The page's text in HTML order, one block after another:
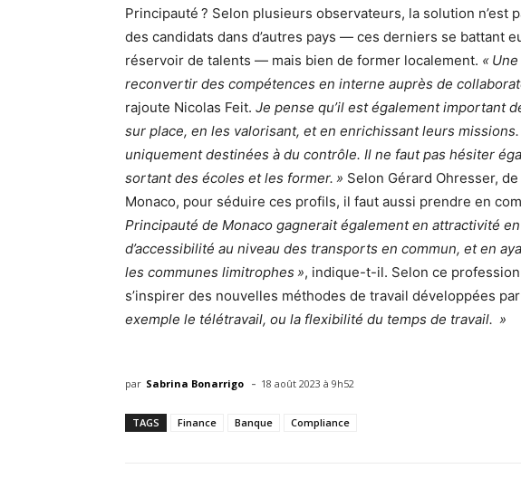
Principauté ? Selon plusieurs observateurs, la solution n’est
des candidats dans d’autres pays — ces derniers se battant
réservoir de talents — mais bien de former localement. «
reconvertir des compétences en interne auprès de
rajoute Nicolas Feit. Je pense qu’il est également important
sur place, en les valorisant, et en enrichissant leurs
uniquement destinées à du contrôle. Il ne faut pas hésiter
sortant des écoles et les former. » Selon Gérard Ohresser,
Monaco, pour séduire ces profils, il faut aussi prendre en
Principauté de Monaco gagnerait également en attractivité
d’accessibilité au niveau des transports en commun, et en
les communes limitrophes », indique-t-il. Selon ce
s’inspirer des nouvelles méthodes de travail développées
exemple le télétravail, ou la flexibilité du temps de travail. »
par Sabrina Bonarrigo - 18 août 2023 à 9h52
TAGS Finance Banque Compliance